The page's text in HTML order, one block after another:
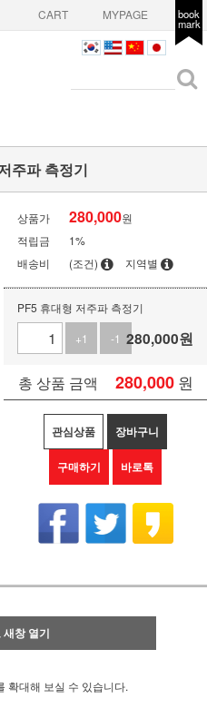
CART MYPAGE book
mark
주파 측정기
상품가 280,000원
적립금
1%
배송비
(조건) 지역별
PF5 휴대형 저주파 측정기
+1
-1 280,000원
총 상품 금액 280,000 원
관심상품 장바구니
구매하기 바로톡
창 열기
확대해 보실 수 있습니다.